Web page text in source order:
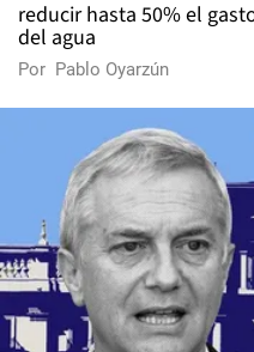
reducir hasta 50% el
del agua
Por Pablo Oyarzún